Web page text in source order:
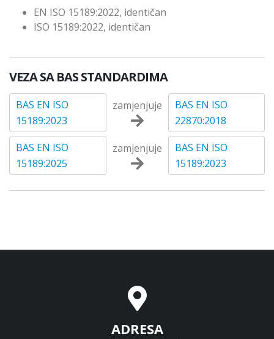
EN ISO 15189:2022, identičan
ISO 15189:2022, identičan
VEZA SA BAS STANDARDIMA
BAS EN ISO
15189:2023
zamjenjuje
BAS EN ISO
22870:2018
BAS EN ISO
15189:2025
zamjenjuje
BAS EN ISO
15189:2023
ADRESA